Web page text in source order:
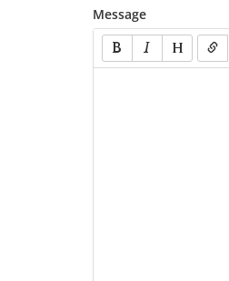
Message